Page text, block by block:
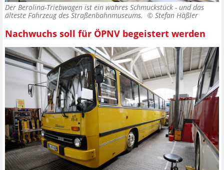
Der Berolina-Triebwagen ist ein wahres Schmuckstück - und das
älteste Fahrzeug des Straßenbahnmuseums. © Stefan Häßler
Nachwuchs soll für ÖPNV begeistert werden